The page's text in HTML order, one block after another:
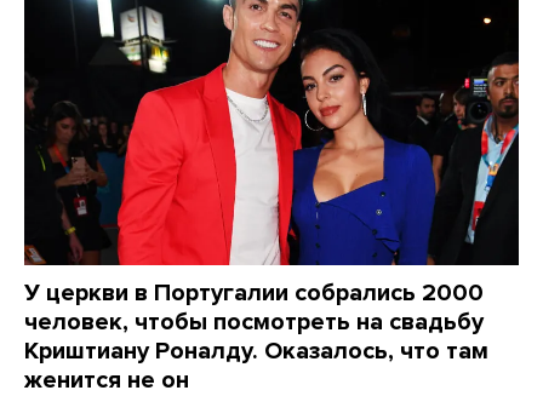
У церкви в Португалии собрались 2000
человек, чтобы посмотреть на свадьбу
Криштиану Роналду. Оказалось, что там
женится не он